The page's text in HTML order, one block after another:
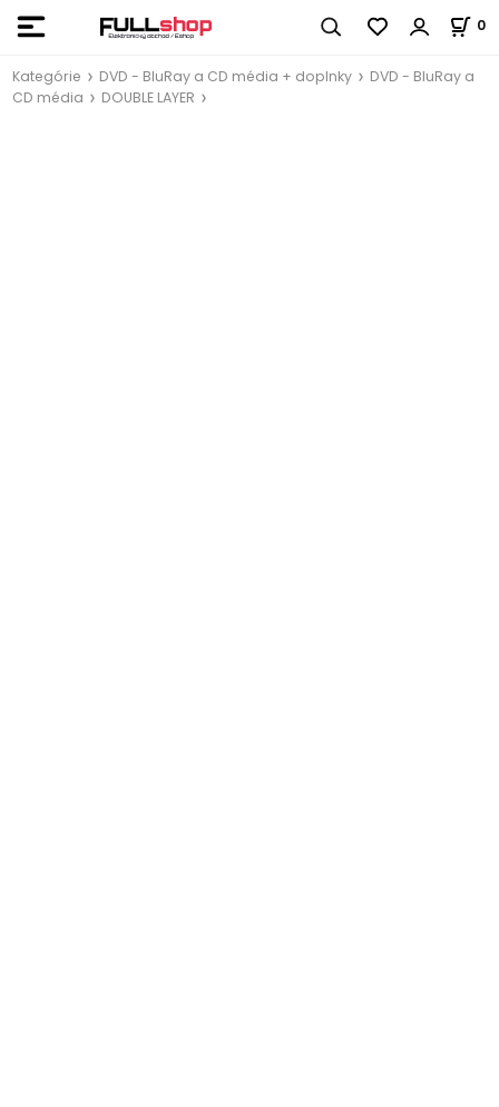
0
Kategórie DVD - BluRay a CD média + doplnky
DVD - BluRay a
CD média
DOUBLE LAYER